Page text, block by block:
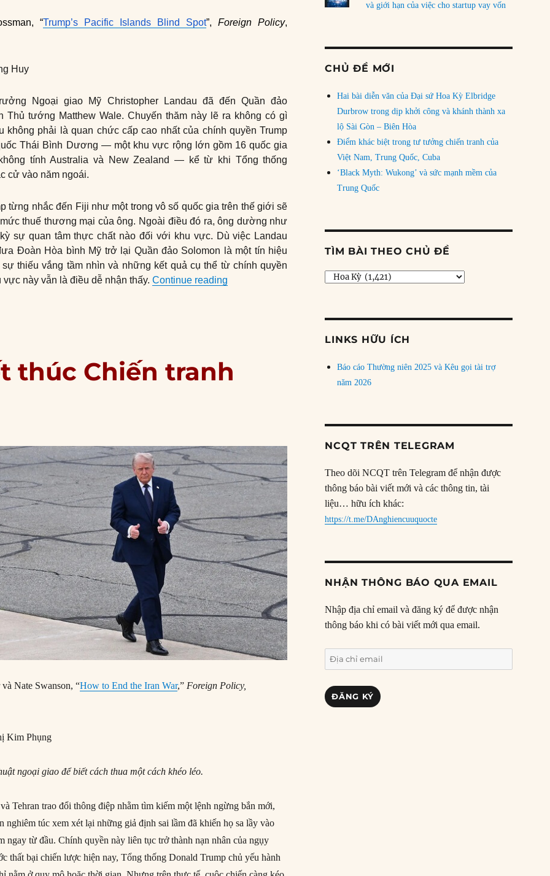
“Trump’s Pacific Islands Blind Spot”,Foreign Policy,
Huy
Ngoại giao Mỹ Christopher Landau đã đến Quần đảo
Thủ tướng Matthew Wale. Chuyến thăm này lẽ ra không có gì
không phải là quan chức cấp cao nhất của chính quyền Trump
Thái Bình Dương — một khu vực rộng lớn gồm 16 quốc gia
tính Australia và New Zealand — kể từ khi Tổng thống
cử vào năm ngoái.
từng nhắc đến Fiji như một trong vô số quốc gia trên thế giới sẽ
thuế thương mại của ông. Ngoài điều đó ra, ông dường như
sự quan tâm thực chất nào đối với khu vực. Dù việc Landau
Đoàn Hòa bình Mỹ trở lại Quần đảo Solomon là một tín hiệu
thiếu vắng tầm nhìn và những kết quả cụ thể từ chính quyền
vực này vẫn là điều dễ nhận thấy.Continue reading “Điểm mù chiến lược của Trump tại Thái Bình Dương”
thúc Chiến tranh
Nate Swanson, “How to End the Iran War,” Foreign Policy,
Kim Phụng
ngoại giao để biết cách thua một cách khéo léo.
Tehran trao đổi thông điệp nhằm tìm kiếm một lệnh ngừng bắn mới,
nghiêm túc xem xét lại những giả định sai lầm đã khiến họ sa lầy vào
ngay từ đầu. Chính quyền này liên tục trở thành nạn nhân của ngụy
thất bại chiến lược hiện nay, Tổng thống Donald Trump chủ yếu hành
và giới hạn của việc cho startup vay vốn
CHỦ ĐỀ MỚI
Hai bài diễn văn của Đại sứ Hoa Kỳ Elbridge
Durbrow trong dịp khởi công và khánh thành xa
lộ Sài Gòn – Biên Hòa
Điểm khác biệt trong tư tưởng chiến tranh của
Việt Nam, Trung Quốc, Cuba
‘Black Myth: Wukong’ và sức mạnh mềm của
Trung Quốc
TÌM BÀI THEO CHỦ ĐỀ
Tìm
LINKS HỮU ÍCH
Báo cáo Thường niên 2025 và Kêu gọi tài trợ
năm 2026
NCQT TRÊN TELEGRAM
Theo dõi NCQT trên Telegram để nhận được
thông báo bài viết mới và các thông tin, tài
liệu… hữu ích khác:
https://t.me/DAnghiencuuquocte
NHẬN THÔNG BÁO QUA EMAIL
Nhập địa chỉ email và đăng ký để được nhận
thông báo khi có bài viết mới qua email.
Địa
chỉ
email
ĐĂNG KÝ